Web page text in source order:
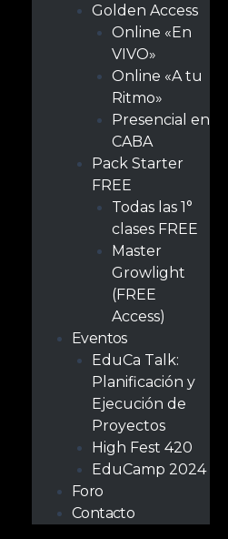
Golden Access
Online «En
VIVO»
Online «A tu
Ritmo»
Presencial en
CABA
Pack Starter
FREE
Todas las 1°
clases FREE
Master
Growlight
(FREE
Access)
Eventos
EduCa Talk:
Planificación y
Ejecución de
Proyectos
High Fest 420
EduCamp 2024
Foro
Contacto